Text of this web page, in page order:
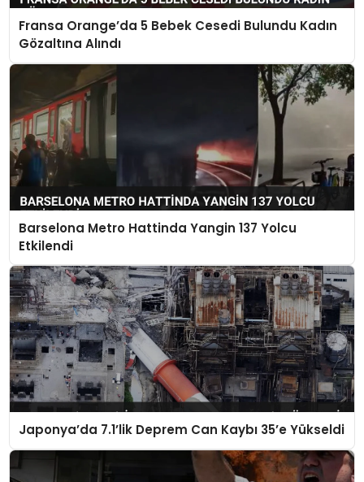
Fransa Orange’da 5 Bebek Cesedi Bulundu Kadın
Gözaltına Alındı
Barselona Metro Hattinda Yangin 137 Yolcu
Etkilendi
Japonya’da 7.1’lik Deprem Can Kaybı 35’e Yükseldi